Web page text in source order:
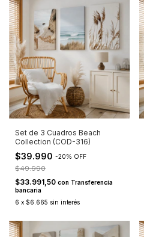
Set de 3 Cuadros Beach
Collection (COD-316)
$39.990 -20% OFF
$49.990
$33.991,50 con Transferencia
bancaria
6 x $6.665 sin interés